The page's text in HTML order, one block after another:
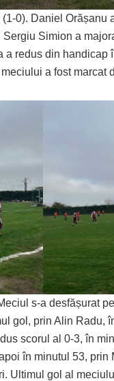
0). Daniel Orășanu
Simion a
a redus din
a fost marcat
s-a desfășurat
gol, prin Alin Radu,
scorul al 0-3, în
în minutul 53,
Ultimul gol al